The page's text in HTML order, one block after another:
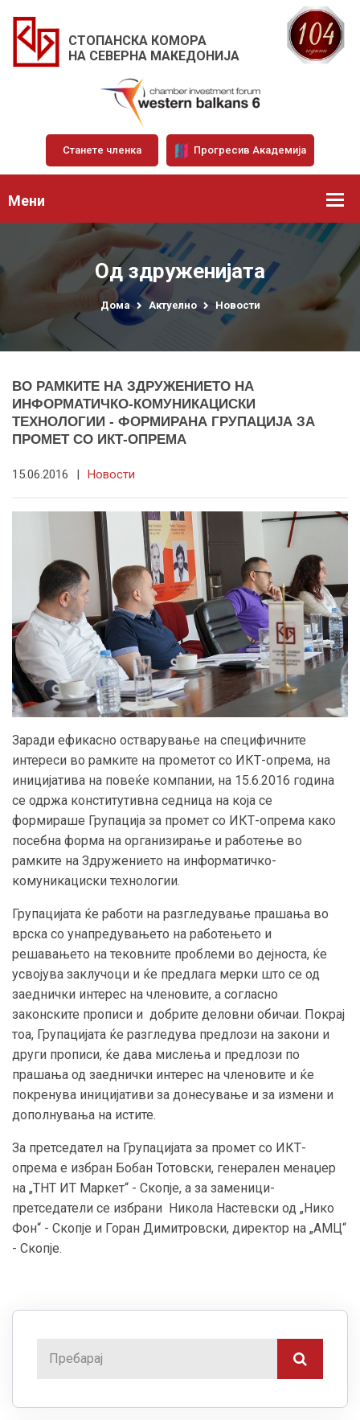
СТОПАНСКА КОМОРА
НА СЕВЕРНА МАКЕДОНИЈА
Станете членка Прогресив Академија
Мени
Од здруженијата
Дома Актуелно Новости
ВО РАМКИТЕ НА ЗДРУЖЕНИЕТО НА
ИНФОРМАТИЧКО-КОМУНИКАЦИСКИ
ТЕХНОЛОГИИ - ФОРМИРАНА ГРУПАЦИЈА ЗА
ПРОМЕТ СО ИКТ-ОПРЕМА
15.06.2016 | Новости
Заради ефикасно остварување на специфичните
интереси во рамките на прометот со ИКТ-опрема, на
иницијатива на повеќе компании, на 15.6.2016 година
се одржа конститутивна седница на која се
формираше Групација за промет со ИКТ-опрема како
посебна форма на организирање и работење во
рамките на Здружението на информатичко-
комуникациски технологии.
Групацијата ќе работи на разгледување прашања во
врска со унапредувањето на работењето и
решавањето на тековните проблеми во дејноста, ќе
усвојува заклучоци и ќе предлага мерки што се од
заеднички интерес на членовите, а согласно
законските прописи и добрите деловни обичаи. Покрај
тоа, Групацијата ќе разгледува предлози на закони и
други прописи, ќе дава мислења и предлози по
прашања од заеднички интерес на членовите и ќе
покренува иницијативи за донесување и за измени и
дополнувања на истите.
За претседател на Групацијата за промет со ИКТ-
опрема е избран Бобан Тотовски, генерален менаџер
на „ТНТ ИТ Маркет“ - Скопје, а за заменици-
претседатели се избрани Никола Настевски од „Нико
Фон“ - Скопје и Горан Димитровски, директор на „АМЦ“
- Скопје.